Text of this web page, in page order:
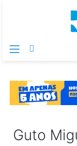
Menu
Guto